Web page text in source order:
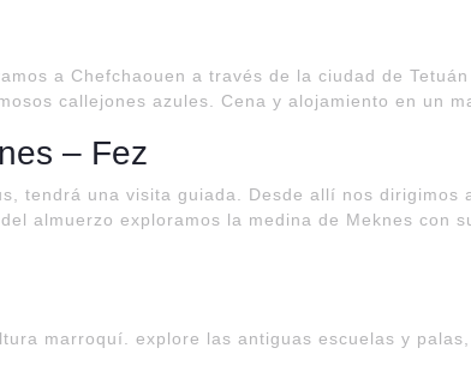
a Chefchaouen a través de la ciudad de
callejones azules. Cena y alojamiento en un
– Fez
tendrá una visita guiada. Desde allí nos dirigimos
almuerzo exploramos la medina de Meknes con
marroquí. explore las antiguas escuelas y